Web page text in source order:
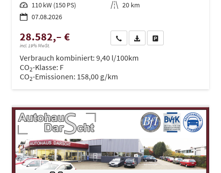
Leistung 110 kW (150 PS) Kilometerstand 20 km
07.08.2026
28.582,– €
incl. 19% MwSt.
Wir rufen Sie anPDF-Datei, Fahrzeugexposé
Verbrauch kombiniert: 9,40 l/100km
CO2-Klasse: F
CO2-Emissionen: 158,00 g/km